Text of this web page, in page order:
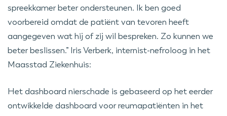
spreekkamer beter ondersteunen. Ik ben goed
voorbereid omdat de patiënt van tevoren heeft
aangegeven wat hij of zij wil bespreken. Zo kunnen we
beter beslissen.” Iris Verberk, internist-nefroloog in het
Maasstad Ziekenhuis:
Het dashboard nierschade is gebaseerd op het eerder
ontwikkelde dashboard voor reumapatiënten in het